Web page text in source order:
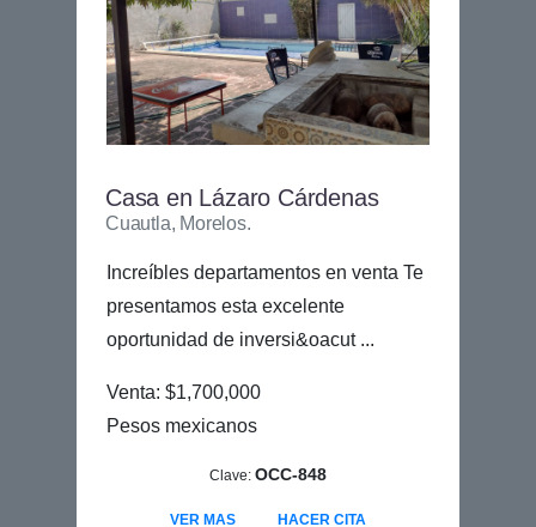
Casa en Lázaro Cárdenas
Cuautla, Morelos.
Increíbles departamentos en venta Te
presentamos esta excelente
oportunidad de inversi&oacut ...
Venta: $1,700,000
Pesos mexicanos
Clave: OCC-848
VER MAS HACER CITA